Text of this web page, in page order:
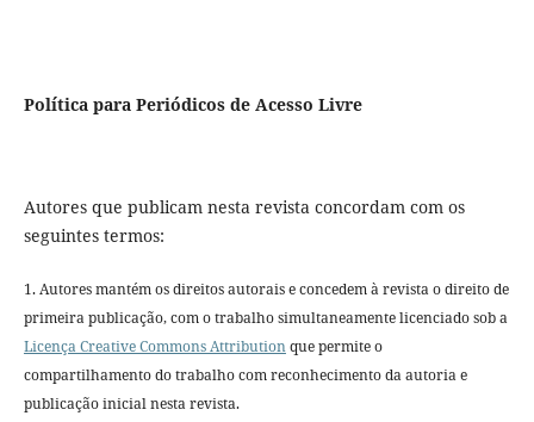
Política para Periódicos de Acesso Livre
Autores que publicam nesta revista concordam com os
seguintes termos:
1. Autores mantém os direitos autorais e concedem à revista o direito de
primeira publicação, com o trabalho simultaneamente licenciado sob a
Licença Creative Commons Attributionque permite o
compartilhamento do trabalho com reconhecimento da autoria e
publicação inicial nesta revista.